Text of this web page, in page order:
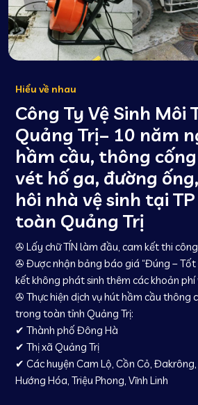
Hiểu về nhau
Công Ty Vệ Sinh Môi
Quảng Trị– 10 năm
hầm cầu, thông
vét hố ga, đường
hôi nhà vệ sinh tại
toàn Quảng Trị
✇ Lấy chữ TÍN làm đầu, cam kết thi
✇ Được nhận bảng báo giá “Đúng – Tốt
kết không phát sinh thêm các khoản phí
✇ Thực hiện dịch vụ hút hầm cầu thông
trong toàn tỉnh Quảng Trị:
✔ Thành phố Đông Hà
✔ Thị xã Quảng Trị
✔ Các huyện Cam Lộ, Cồn Cỏ, Đakrông,
Hướng Hóa, Triệu Phong, Vĩnh Linh